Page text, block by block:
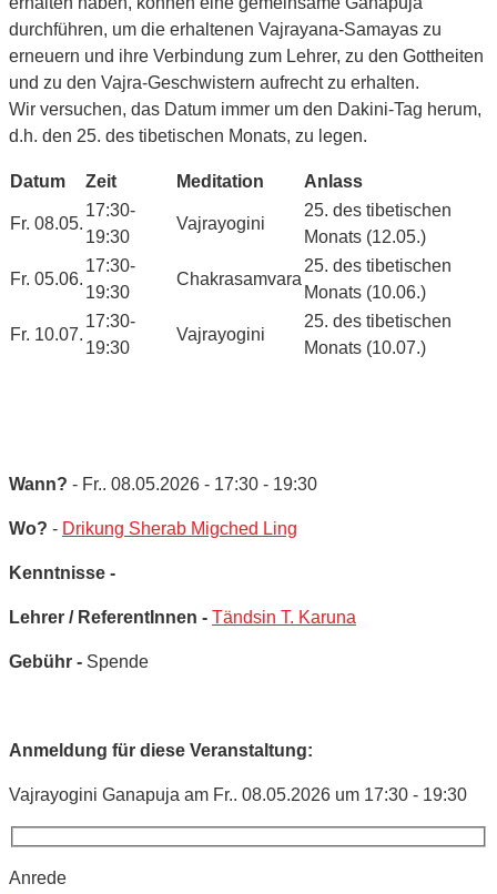
durchführen, um die erhaltenen Vajrayana-Samayas zu
erneuern und ihre Verbindung zum Lehrer, zu den Gottheiten
und zu den Vajra-Geschwistern aufrecht zu erhalten.
Wir versuchen, das Datum immer um den Dakini-Tag herum,
d.h. den 25. des tibetischen Monats, zu legen.
Datum Zeit Meditation Anlass
Fr. 08.05.
17:30-
19:30
Vajrayogini
25. des tibetischen
Monats (12.05.)
Fr. 05.06.
17:30-
19:30
Chakrasamvara
25. des tibetischen
Monats (10.06.)
Fr. 10.07.
17:30-
19:30
Vajrayogini
25. des tibetischen
Monats (10.07.)
Wann? - Fr.. 08.05.2026 - 17:30 - 19:30
Wo? - Drikung Sherab Migched Ling
Kenntnisse -
Lehrer / ReferentInnen - Tändsin T. Karuna
Gebühr - Spende
Anmeldung für diese Veranstaltung:
Vajrayogini Ganapuja am Fr.. 08.05.2026 um 17:30 - 19:30
Anrede